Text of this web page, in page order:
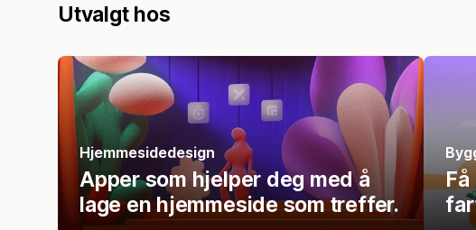
Utvalgt hos
Hjemmesidedesign
Apper som hjelper deg med å
lage en hjemmeside som treffer.